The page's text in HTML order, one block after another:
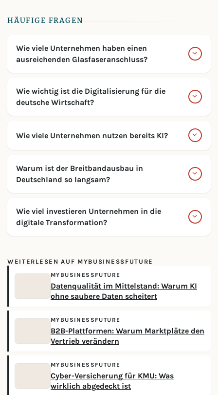
HÄUFIGE FRAGEN
Wie viele Unternehmen haben einen
ausreichenden Glasfaseranschluss?
Wie wichtig ist die Digitalisierung für die
deutsche Wirtschaft?
Wie viele Unternehmen nutzen bereits KI?
Warum ist der Breitbandausbau in
Deutschland so langsam?
Wie viel investieren Unternehmen in die
digitale Transformation?
WEITERLESEN AUF MYBUSINESSFUTURE
MYBUSINESSFUTURE
Datenqualität im Mittelstand: Warum KI
ohne saubere Daten scheitert
MYBUSINESSFUTURE
B2B-Plattformen: Warum Marktplätze den
Vertrieb verändern
MYBUSINESSFUTURE
Cyber-Versicherung für KMU: Was
wirklich abgedeckt ist